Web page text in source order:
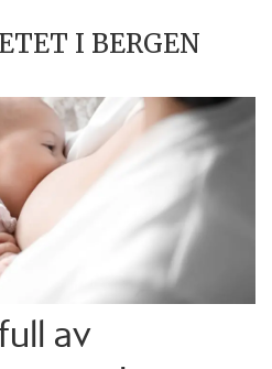
I BERGEN
av